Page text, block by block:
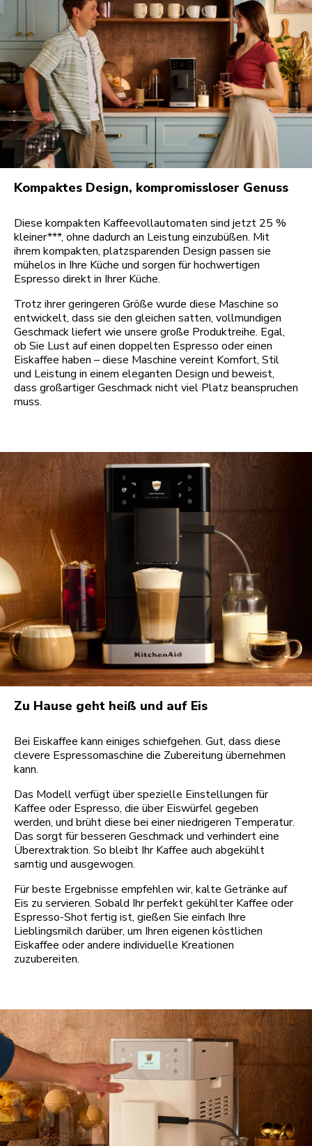
Kompaktes Design, kompromissloser Genuss
Diese kompakten Kaffeevollautomaten sind jetzt 25 %
kleiner***, ohne dadurch an Leistung einzubüßen. Mit
ihrem kompakten, platzsparenden Design passen sie
mühelos in Ihre Küche und sorgen für hochwertigen
Espresso direkt in Ihrer Küche.
Trotz ihrer geringeren Größe wurde diese Maschine so
entwickelt, dass sie den gleichen satten, vollmundigen
Geschmack liefert wie unsere große Produktreihe. Egal,
ob Sie Lust auf einen doppelten Espresso oder einen
Eiskaffee haben – diese Maschine vereint Komfort, Stil
und Leistung in einem eleganten Design und beweist,
dass großartiger Geschmack nicht viel Platz beanspruchen
muss.
Zu Hause geht heiß und auf Eis
Bei Eiskaffee kann einiges schiefgehen. Gut, dass diese
clevere Espressomaschine die Zubereitung übernehmen
kann.
Das Modell verfügt über spezielle Einstellungen für
Kaffee oder Espresso, die über Eiswürfel gegeben
werden, und brüht diese bei einer niedrigeren Temperatur.
Das sorgt für besseren Geschmack und verhindert eine
Überextraktion. So bleibt Ihr Kaffee auch abgekühlt
samtig und ausgewogen.
Für beste Ergebnisse empfehlen wir, kalte Getränke auf
Eis zu servieren. Sobald Ihr perfekt gekühlter Kaffee oder
Espresso-Shot fertig ist, gießen Sie einfach Ihre
Lieblingsmilch darüber, um Ihren eigenen köstlichen
Eiskaffee oder andere individuelle Kreationen
zuzubereiten.